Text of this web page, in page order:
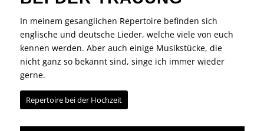
In meinem gesanglichen Repertoire befinden sich
englische und deutsche Lieder, welche viele von euch
kennen werden. Aber auch einige Musikstücke, die
nicht ganz so bekannt sind, singe ich immer wieder
gerne.
Repertoire bei der Hochzeit